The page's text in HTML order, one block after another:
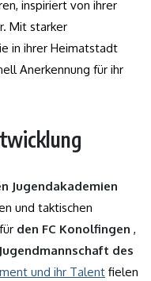
inspiriert von ihrer
Mit starker
in ihrer Heimatstadt
Anerkennung für ihr
Jugendakademien
und taktischen
den FC Konolfingen ,
des
und ihr Talent fielen